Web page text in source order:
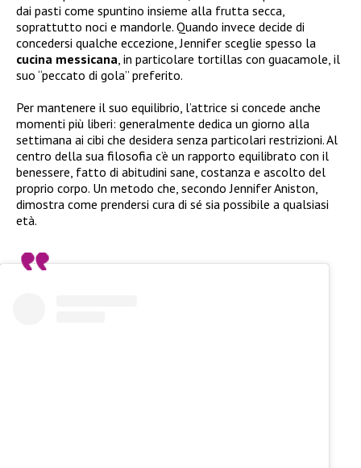
dai pasti come spuntino insieme alla frutta secca,
soprattutto noci e mandorle. Quando invece decide di
concedersi qualche eccezione, Jennifer sceglie spesso la
cucina messicana, in particolare tortillas con guacamole, il
suo “peccato di gola” preferito.
Per mantenere il suo equilibrio, l’attrice si concede anche
momenti più liberi: generalmente dedica un giorno alla
settimana ai cibi che desidera senza particolari restrizioni. Al
centro della sua filosofia c’è un rapporto equilibrato con il
benessere, fatto di abitudini sane, costanza e ascolto del
proprio corpo. Un metodo che, secondo Jennifer Aniston,
dimostra come prendersi cura di sé sia possibile a qualsiasi
età.